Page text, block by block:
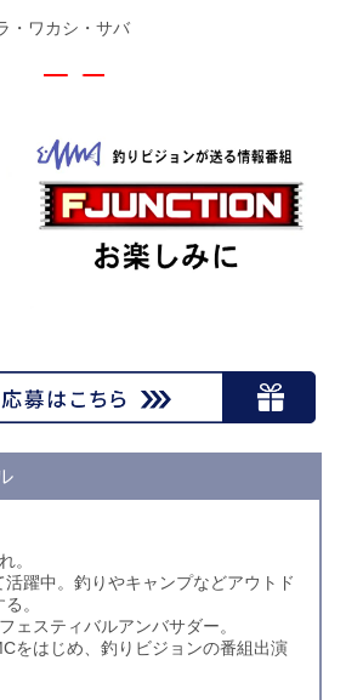
・ワカシ・サバ
。
躍中。釣りやキャンプなどアウトド
。
ェスティバルアンバサダー。
をはじめ、釣りビジョンの番組出演